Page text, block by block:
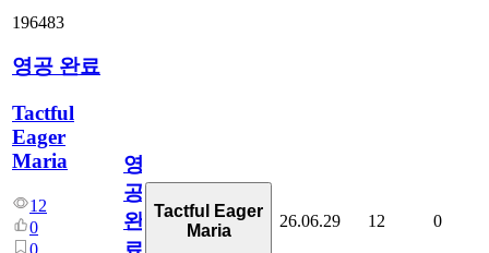
196483
영공 완료
Tactful
Eager
Maria
12
0
0
영
공
완
Tactful Eager
Maria
26.06.29 12 0